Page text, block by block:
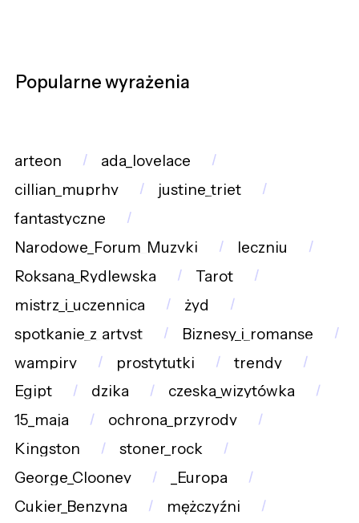
Popularne wyrażenia
arteon
ada_lovelace
cillian_muprhy
justine_triet
fantastyczne
Narodowe_Forum_Muzyki
leczniu
Roksana_Rydlewska
Tarot
mistrz_i_uczennica
żyd
spotkanie_z_artyst
Biznesy_i_romanse
wampiry
prostytutki
trendy
Egipt
dzika
czeska_wizytówka
15_maja
ochrona_przyrody
Kingston
stoner_rock
George_Clooney
_Europa
Cukier_Benzyna
mężczyźni